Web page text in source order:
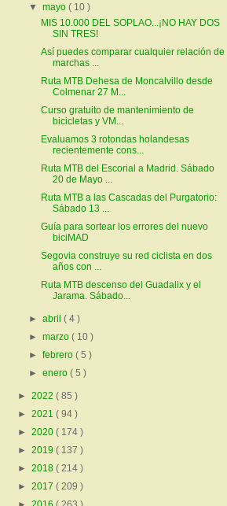
▼mayo( 10 )
MIS 10.000 DEL SOPLAO...¡NO HAY DOS
SIN TRES!
Así puedes comparar cualquier relación de
marchas ...
Ruta MTB Dehesa de Moncalvillo desde
Colmenar 27 M...
Curso gratuito de mantenimiento de
bicicletas y VM...
Evaluamos 3 rotondas holandesas
recientemente cons...
Ruta MTB del Escorial a Madrid. Sábado
20 de Mayo ...
Ruta MTB a las Cascadas del Purgatorio:
Sábado 13 ...
Guía para sortear los errores del nuevo
biciMAD
Segovia construye su red ciclista en dos
años con ...
Ruta MTB descenso del Guadalix y el
Jarama. Sábado...
►abril( 4 )
►marzo( 10 )
►febrero( 5 )
►enero( 5 )
► 2022 ( 85 )
► 2021 ( 94 )
► 2020 ( 174 )
► 2019 ( 137 )
► 2018 ( 214 )
► 2017 ( 209 )